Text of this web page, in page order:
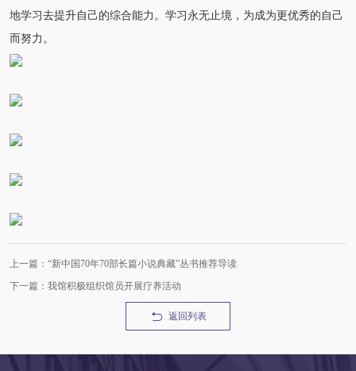
地学习去提升自己的综合能力。学习永无止境，为成为更优秀的自己
而努力。
上一篇：“新中国70年70部长篇小说典藏”丛书推荐导读
下一篇：我馆积极组织馆员开展疗养活动
返回列表